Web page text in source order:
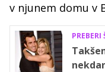
v njunem domu v
PREBERI